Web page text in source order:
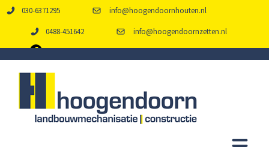
030-6371295 info@hoogendoornhouten.nl
0488-451642 info@hoogendoornzetten.nl